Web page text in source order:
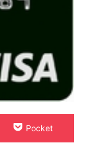
Pocket